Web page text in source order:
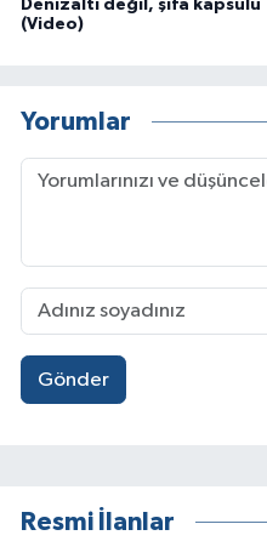
Denizaltı değil, şifa kapsülü
(Video)
Yorumlar
Gönder
Resmi İlanlar